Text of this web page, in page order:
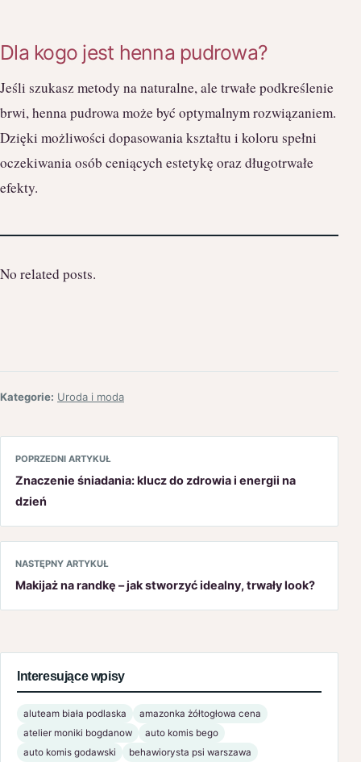
Dla kogo jest henna pudrowa?
Jeśli szukasz metody na naturalne, ale trwałe podkreślenie
brwi, henna pudrowa może być optymalnym rozwiązaniem.
Dzięki możliwości dopasowania kształtu i koloru spełni
oczekiwania osób ceniących estetykę oraz długotrwałe
efekty.
No related posts.
Kategorie: Uroda i moda
POPRZEDNI ARTYKUŁ
Znaczenie śniadania: klucz do zdrowia i energii na
dzień
NASTĘPNY ARTYKUŁ
Makijaż na randkę – jak stworzyć idealny, trwały look?
Interesujące wpisy
aluteam biała podlaska
amazonka żółtogłowa cena
atelier moniki bogdanow
auto komis bego
auto komis godawski
behawiorysta psi warszawa